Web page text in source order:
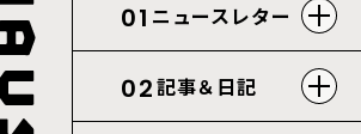
01 ニュースレター
02記事＆日記